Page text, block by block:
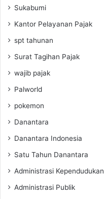
Sukabumi
Kantor Pelayanan Pajak
spt tahunan
Surat Tagihan Pajak
wajib pajak
Palworld
pokemon
Danantara
Danantara Indonesia
Satu Tahun Danantara
Administrasi Kependudukan
Administrasi Publik